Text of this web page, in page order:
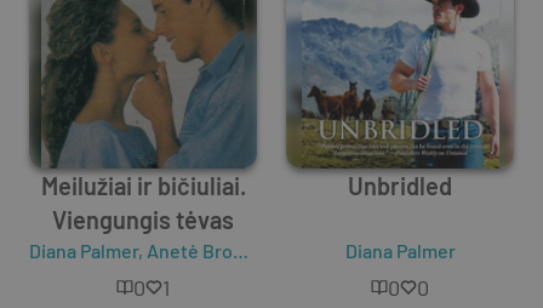
Meilužiai ir bičiuliai.
Viengungis tėvas
Diana Palmer, Anetė Brodrik
0 1
Unbridled
Diana Palmer
0 0